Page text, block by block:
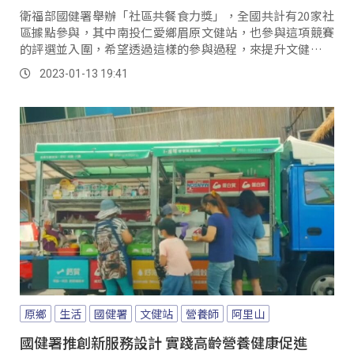
衛福部國健署舉辦「社區共餐食力獎」，全國共計有20家社
區據點參與，其中南投仁愛鄉眉原文健站，也參與這項競賽
的評選並入圍，希望透過這樣的參與過程，來提升文健站整
體環境及餐食的品質。
2023-01-13 19:41
原鄉 生活 國健署 文健站 營養師 阿里山
國健署推創新服務設計 實踐高齡營養健康促進